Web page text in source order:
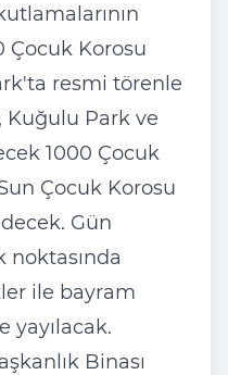
Çocuk Korosu
resmi törenle
Park ve
1000 Çocuk
Çocuk Korosu
Gün
noktasında
ile bayram
yayılacak.
Binası